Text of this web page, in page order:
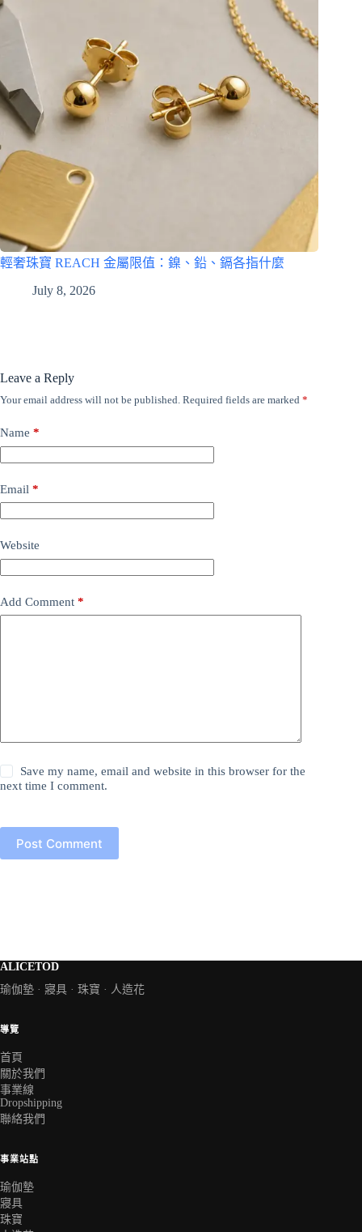
輕奢珠寶 REACH 金屬限值：鎳、鉛、鎘各指什麼
July 8, 2026
Leave a Reply
Your email address will not be published. Required fields are marked *
Name *
Email *
Website
Add Comment *
Save my name, email and website in this browser for the
next time I comment.
Post Comment
ALICETOD
瑜伽墊 · 寢具 · 珠寶 · 人造花
導覽
首頁
關於我們
事業線
Dropshipping
聯絡我們
事業站點
瑜伽墊
寢具
珠寶